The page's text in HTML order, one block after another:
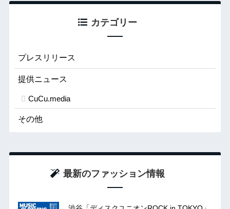
カテゴリー
プレスリリース
提供ニュース
CuCu.media
その他
最新のファッション情報